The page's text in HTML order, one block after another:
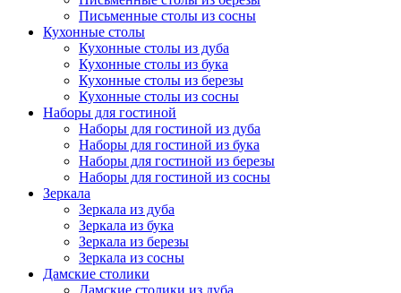
Письменные столы из сосны
Кухонные столы
Кухонные столы из дуба
Кухонные столы из бука
Кухонные столы из березы
Кухонные столы из сосны
Наборы для гостиной
Наборы для гостиной из дуба
Наборы для гостиной из бука
Наборы для гостиной из березы
Наборы для гостиной из сосны
Зеркала
Зеркала из дуба
Зеркала из бука
Зеркала из березы
Зеркала из сосны
Дамские столики
Дамские столики из дуба